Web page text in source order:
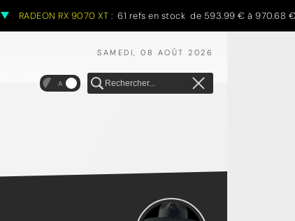
RADEON RX 9070 XT : 61 refs en stock de 593.99 € à 970.68 €
SAMEDI, 08 AOÛT 2026
A